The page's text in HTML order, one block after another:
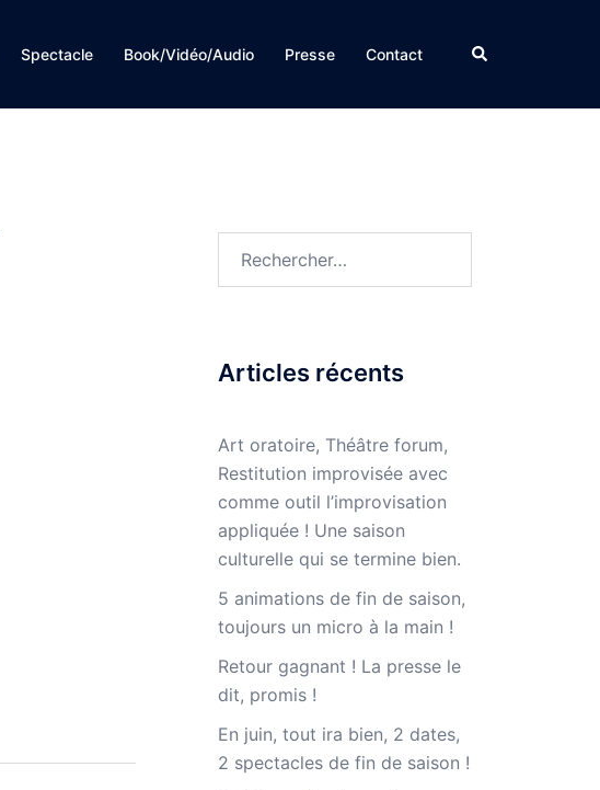
Spectacle Book/Vidéo/Audio Presse Contact Rechercher
Articles récents
Art oratoire, Théâtre forum,
Restitution improvisée avec
comme outil l’improvisation
appliquée ! Une saison
culturelle qui se termine bien.
5 animations de fin de saison,
toujours un micro à la main !
Retour gagnant ! La presse le
dit, promis !
En juin, tout ira bien, 2 dates,
2 spectacles de fin de saison !